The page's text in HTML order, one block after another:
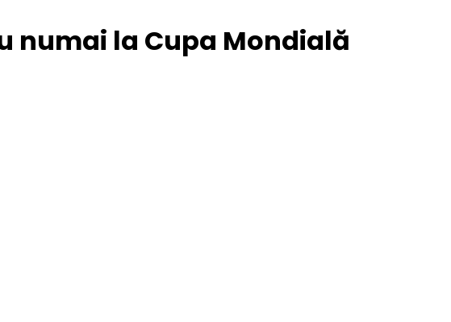
numai la Cupa Mondială